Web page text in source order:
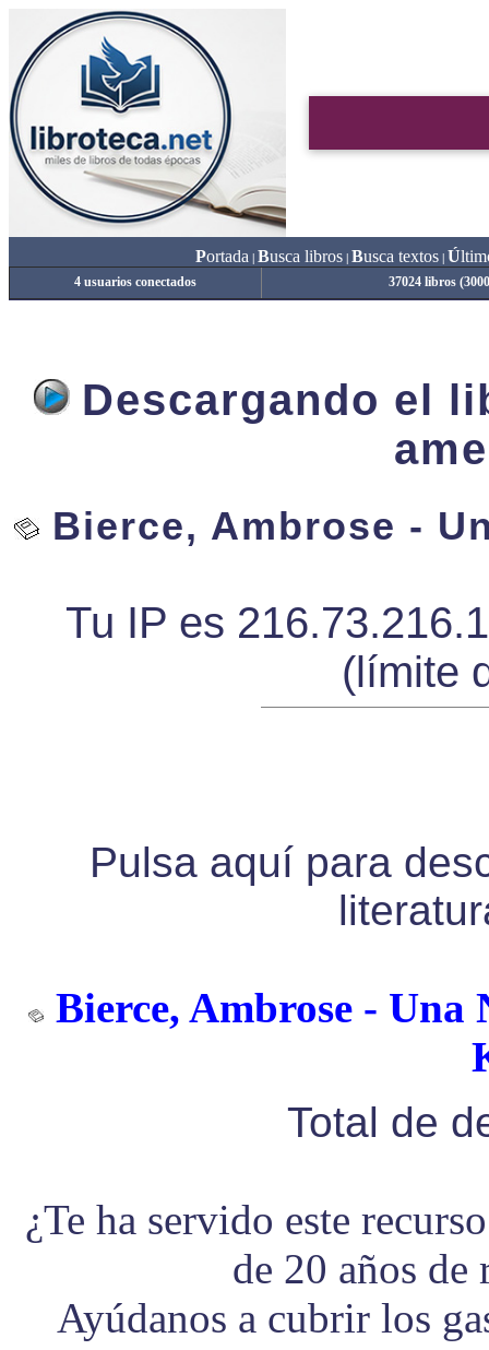
Portada Busca libros| Busca textos| Ú
4 usuarios conectados 37024 libros
Descargando el
Bierce, Ambrose -
Tu IP es
(límite
Pulsa aquí para
Bierce, Ambrose - Una
Total de
¿Te ha servido este
de 20 años
Ayúdanos a cubrir los